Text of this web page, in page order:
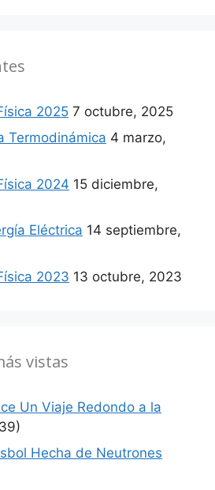
2025 7 octubre, 2025
Termodinámica 4 marzo,
2024 15 diciembre,
Eléctrica 14 septiembre,
2023 13 octubre, 2023
vistas
Un Viaje Redondo a la
Hecha de Neutrones